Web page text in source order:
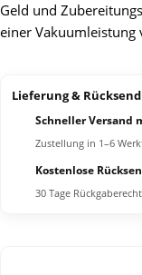
Geld und
einer Vakuumleistung
Lieferung &
Schneller Versand
Zustellung in 1–6
Kostenlose
30 Tage Rückgaberecht